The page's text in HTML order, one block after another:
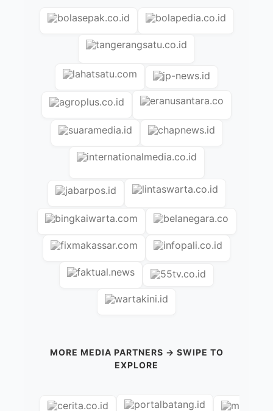
MORE MEDIA PARTNERS → SWIPE TO
EXPLORE